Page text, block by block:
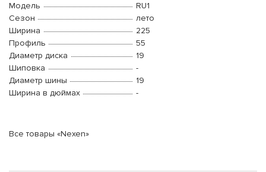
Модель
RU1
Сезон
лето
Ширина
225
Профиль
55
Диаметр диска
19
Шиповка
-
Диаметр шины
19
Ширина в дюймах
-
Все товары «Nexen»